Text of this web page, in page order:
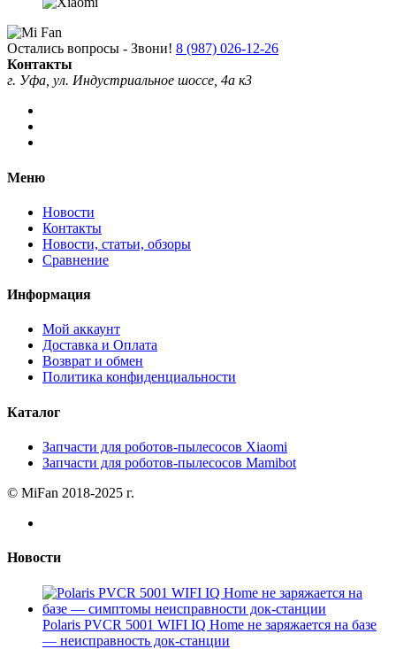
Остались вопросы - Звони! 8 (987) 026-12-26
Контакты
г. Уфа, ул. Индустриальное шоссе, 4а к3
Меню
Новости
Контакты
Новости, статьи, обзоры
Сравнение
Информация
Мой аккаунт
Доставка и Оплата
Возврат и обмен
Политика конфиденциальности
Каталог
Запчасти для роботов-пылесосов Xiaomi
Запчасти для роботов-пылесосов Mamibot
© MiFan 2018-2025 г.
Новости
Polaris PVCR 5001 WIFI IQ Home не заряжается на базе
— неисправность док-станции